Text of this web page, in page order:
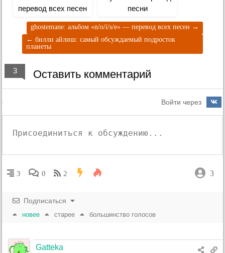
перевод всех песен
песни
ghostemane: альбом «n/o/i/s/e» — перевод всех песен →
← билли айлиш: самый обсуждаемый подросток
планеты
3 Оставить комментарий
Войти через
3 0 2 3
Подписаться
новее старее большинство голосов
Gatteka